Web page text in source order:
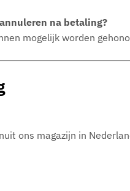
na betaling?
mogelijk worden
ons magazijn in